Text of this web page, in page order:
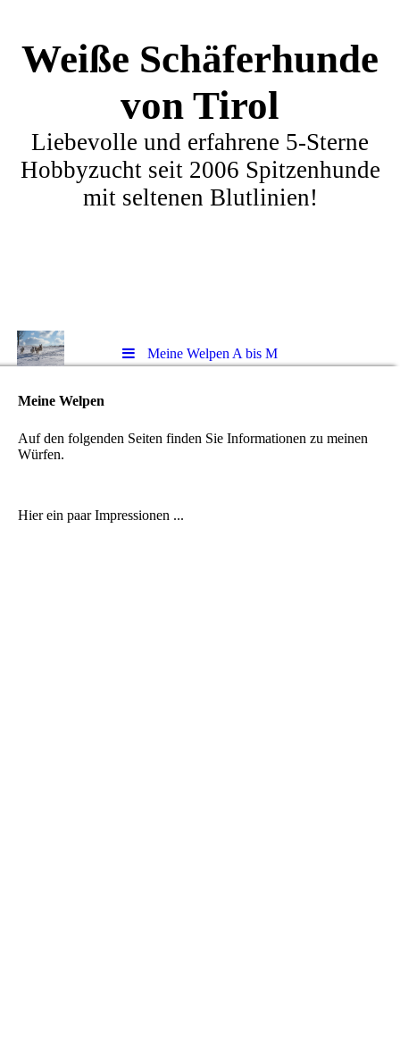
Weiße Schäferhunde
von Tirol
Liebevolle und erfahrene 5-Sterne
Hobbyzucht seit 2006 Spitzenhunde
mit seltenen Blutlinien!
Meine Welpen A bis M
Meine Welpen
Auf den folgenden Seiten finden Sie Informationen zu meinen
Würfen.
Hier ein paar Impressionen ...